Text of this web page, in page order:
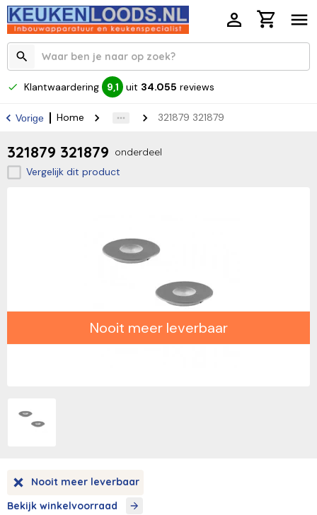
Klantwaardering 9,1 uit 34.055 reviews
Vorige Home 321879 321879
321879 321879 onderdeel
Vergelijk dit product
Nooit meer leverbaar
Nooit meer leverbaar
Bekijk winkelvoorraad